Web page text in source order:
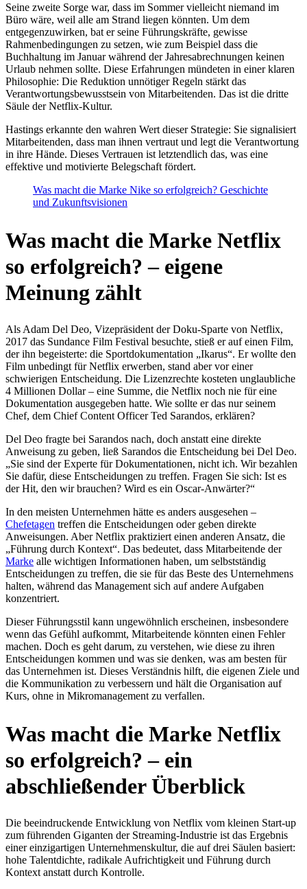
Seine zweite Sorge war, dass im Sommer vielleicht niemand im
Büro wäre, weil alle am Strand liegen könnten. Um dem
entgegenzuwirken, bat er seine Führungskräfte, gewisse
Rahmenbedingungen zu setzen, wie zum Beispiel dass die
Buchhaltung im Januar während der Jahresabrechnungen keinen
Urlaub nehmen sollte. Diese Erfahrungen mündeten in einer klaren
Philosophie: Die Reduktion unnötiger Regeln stärkt das
Verantwortungsbewusstsein von Mitarbeitenden. Das ist die dritte
Säule der Netflix-Kultur.
Hastings erkannte den wahren Wert dieser Strategie: Sie signalisiert
Mitarbeitenden, dass man ihnen vertraut und legt die Verantwortung
in ihre Hände. Dieses Vertrauen ist letztendlich das, was eine
effektive und motivierte Belegschaft fördert.
Was macht die Marke Nike so erfolgreich? Geschichte
und Zukunftsvisionen
Was macht die Marke Netflix
so erfolgreich? – eigene
Meinung zählt
Als Adam Del Deo, Vizepräsident der Doku-Sparte von Netflix,
2017 das Sundance Film Festival besuchte, stieß er auf einen Film,
der ihn begeisterte: die Sportdokumentation „Ikarus“. Er wollte den
Film unbedingt für Netflix erwerben, stand aber vor einer
schwierigen Entscheidung. Die Lizenzrechte kosteten unglaubliche
4 Millionen Dollar – eine Summe, die Netflix noch nie für eine
Dokumentation ausgegeben hatte. Wie sollte er das nur seinem
Chef, dem Chief Content Officer Ted Sarandos, erklären?
Del Deo fragte bei Sarandos nach, doch anstatt eine direkte
Anweisung zu geben, ließ Sarandos die Entscheidung bei Del Deo.
„Sie sind der Experte für Dokumentationen, nicht ich. Wir bezahlen
Sie dafür, diese Entscheidungen zu treffen. Fragen Sie sich: Ist es
der Hit, den wir brauchen? Wird es ein Oscar-Anwärter?“
In den meisten Unternehmen hätte es anders ausgesehen –
Chefetagen treffen die Entscheidungen oder geben direkte
Anweisungen. Aber Netflix praktiziert einen anderen Ansatz, die
„Führung durch Kontext“. Das bedeutet, dass Mitarbeitende der
Marke alle wichtigen Informationen haben, um selbstständig
Entscheidungen zu treffen, die sie für das Beste des Unternehmens
halten, während das Management sich auf andere Aufgaben
konzentriert.
Dieser Führungsstil kann ungewöhnlich erscheinen, insbesondere
wenn das Gefühl aufkommt, Mitarbeitende könnten einen Fehler
machen. Doch es geht darum, zu verstehen, wie diese zu ihren
Entscheidungen kommen und was sie denken, was am besten für
das Unternehmen ist. Dieses Verständnis hilft, die eigenen Ziele und
die Kommunikation zu verbessern und hält die Organisation auf
Kurs, ohne in Mikromanagement zu verfallen.
Was macht die Marke Netflix
so erfolgreich? – ein
abschließender Überblick
Die beeindruckende Entwicklung von Netflix vom kleinen Start-up
zum führenden Giganten der Streaming-Industrie ist das Ergebnis
einer einzigartigen Unternehmenskultur, die auf drei Säulen basiert:
hohe Talentdichte, radikale Aufrichtigkeit und Führung durch
Kontext anstatt durch Kontrolle.